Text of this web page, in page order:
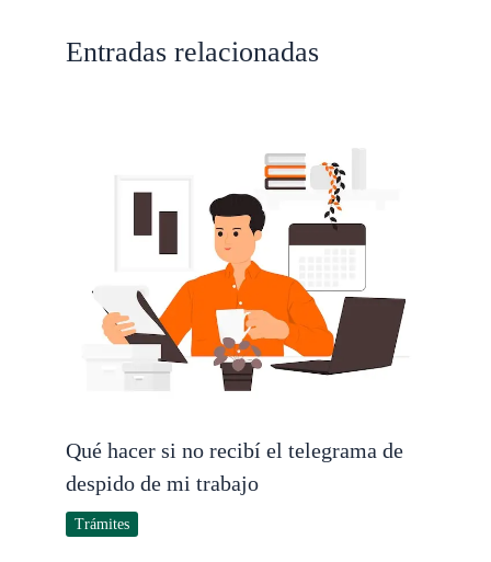
Entradas relacionadas
Qué hacer si no recibí el telegrama de
despido de mi trabajo
Trámites